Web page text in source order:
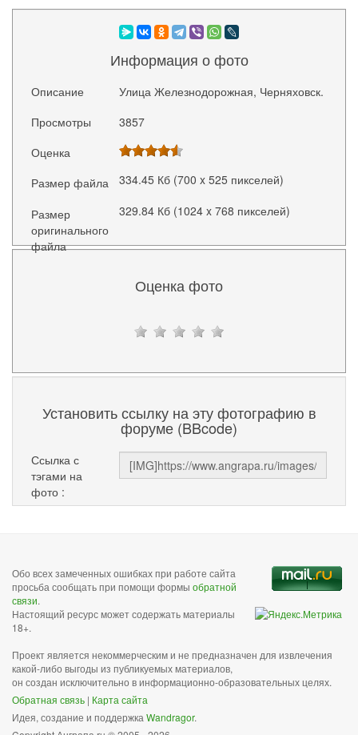
Информация о фото
Описание
Улица Железнодорожная, Черняховск.
Просмотры
3857
Оценка
Размер файла
334.45 Кб (700 x 525 пикселей)
Размер
оригинального
файла
329.84 Кб (1024 x 768 пикселей)
Оценка фото
Установить ссылку на эту фотографию в
форуме (BBcode)
Ссылка с
тэгами на
фото :
Обо всех замеченных ошибках при работе сайта
просьба сообщать при помощи формы обратной
связи.
Настоящий ресурс может содержать материалы
18+.
Проект является некоммерческим и не предназначен для извлечения
какой-либо выгоды из публикуемых материалов,
он создан исключительно в информационно-образовательных целях.
Обратная связь | Карта сайта
Идея, создание и поддержка Wandragor.